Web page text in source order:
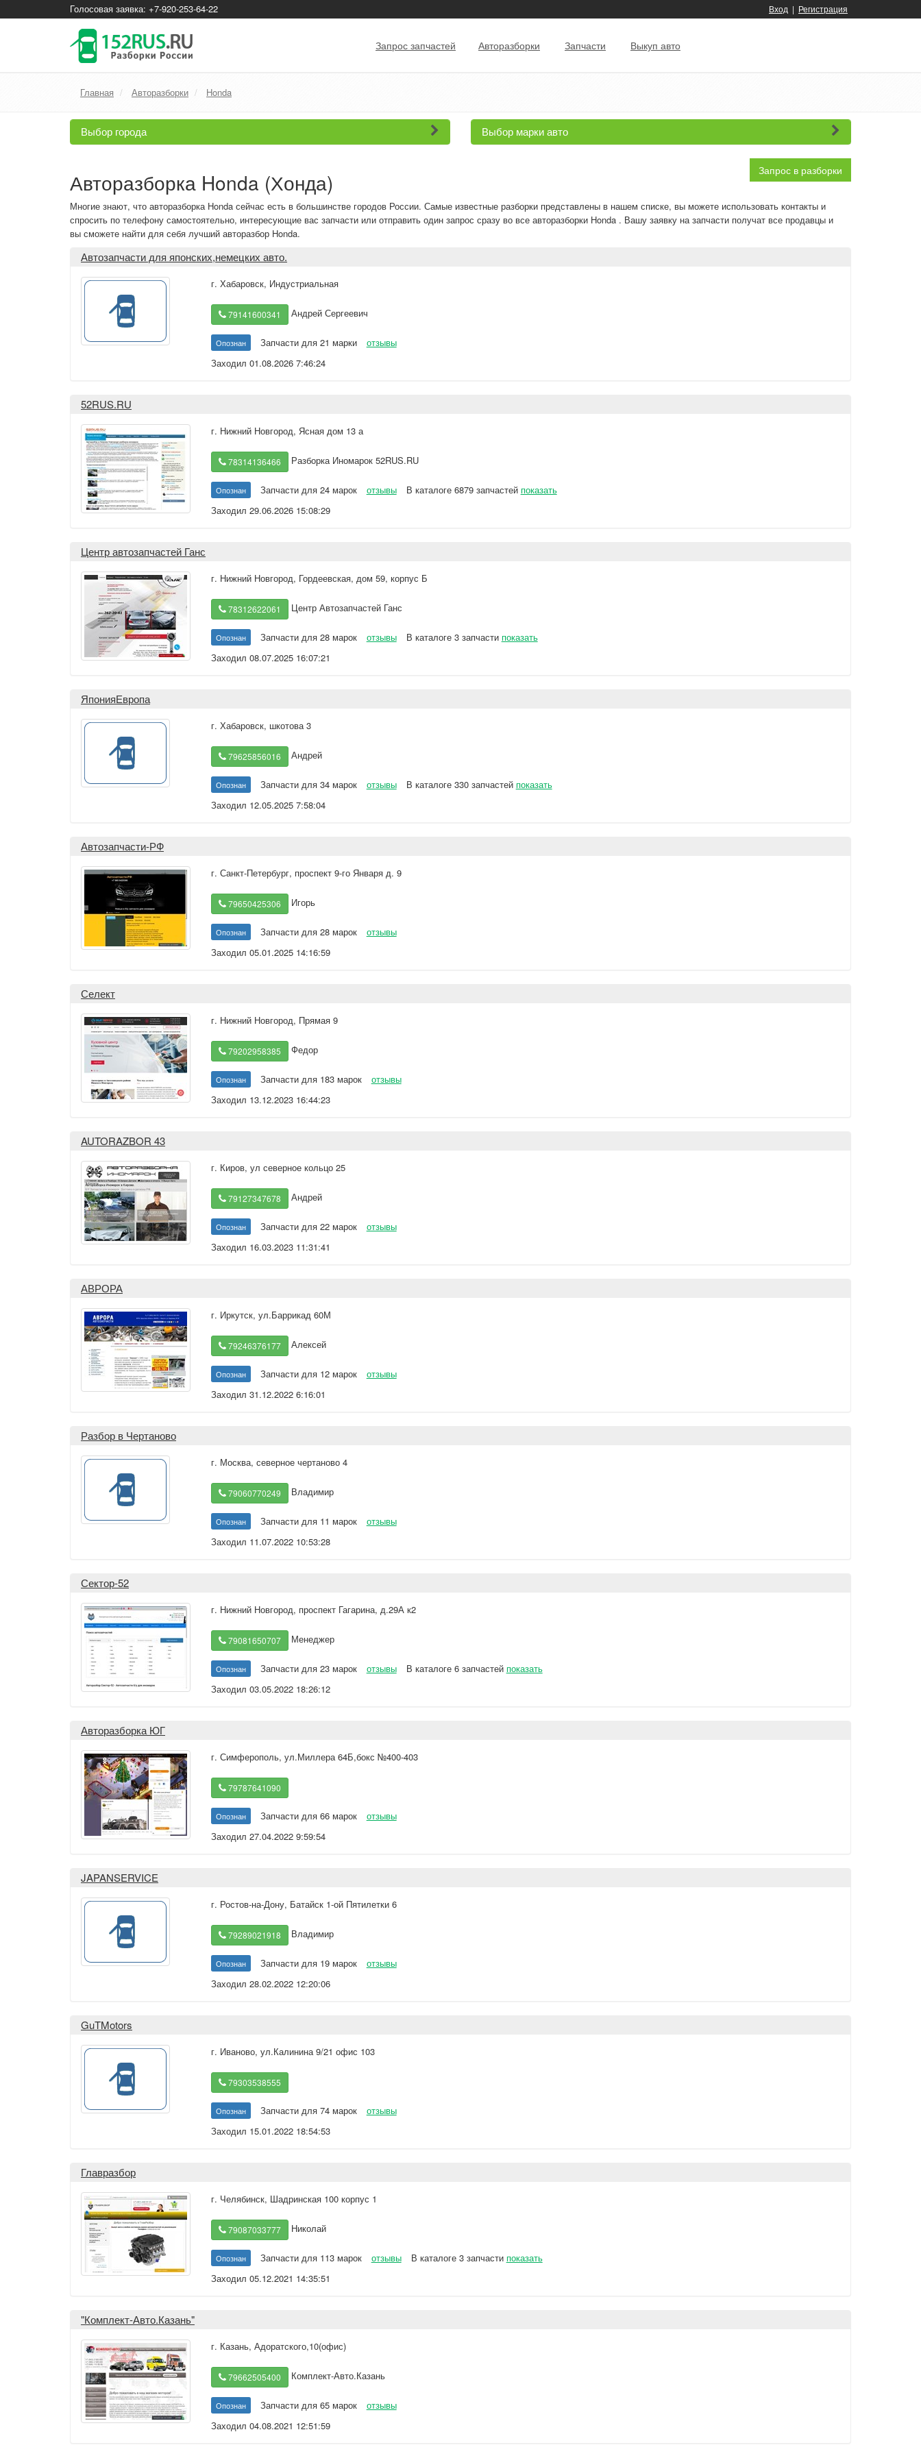
Голосовая заявка: +7-920-253-64-22 Вход | Регистрация
Запрос запчастей Авторазборки Запчасти Выкуп авто
Главная Авторазборки Honda
Выбор города Выбор марки авто
Запрос в разборки
Авторазборка Honda (Хонда)
Многие знают, что авторазборка Honda сейчас есть в большинстве городов России. Самые известные разборки представлены в нашем списке, вы можете использовать контакты и
спросить по телефону самостоятельно, интересующие вас запчасти или отправить один запрос сразу во все авторазборки Honda . Вашу заявку на запчасти получат все продавцы и
вы сможете найти для себя лучший авторазбор Honda.
Автозапчасти для японских,немецких авто.
г. Хабаровск, Индустриальная
79141600341 Андрей Сергеевич
Опознан Запчасти для 21 марки
отзывы
Заходил 01.08.2026 7:46:24
52RUS.RU
г. Нижний Новгород, Ясная дом 13 а
78314136466 Разборка Иномарок 52RUS.RU
Опознан Запчасти для 24 марок отзывы В каталоге 6879 запчастей показать
Заходил 29.06.2026 15:08:29
Центр автозапчастей Ганс
г. Нижний Новгород, Гордеевская, дом 59, корпус Б
78312622061 Центр Автозапчастей Ганс
Опознан Запчасти для 28 марок отзывы В каталоге 3 запчасти показать
Заходил 08.07.2025 16:07:21
ЯпонияЕвропа
г. Хабаровск, шкотова 3
79625856016 Андрей
Опознан Запчасти для 34 марок отзывы В каталоге 330 запчастей показать
Заходил 12.05.2025 7:58:04
Автозапчасти-РФ
г. Санкт-Петербург, проспект 9-го Января д. 9
79650425306 Игорь
Опознан Запчасти для 28 марок
отзывы
Заходил 05.01.2025 14:16:59
Селект
г. Нижний Новгород, Прямая 9
79202958385 Федор
Опознан Запчасти для 183 марок
отзывы
Заходил 13.12.2023 16:44:23
AUTORAZBOR 43
г. Киров, ул северное кольцо 25
79127347678 Андрей
Опознан Запчасти для 22 марок
отзывы
Заходил 16.03.2023 11:31:41
АВРОРА
г. Иркутск, ул.Баррикад 60М
79246376177 Алексей
Опознан Запчасти для 12 марок
отзывы
Заходил 31.12.2022 6:16:01
Разбор в Чертаново
г. Москва, северное чертаново 4
79060770249 Владимир
Опознан Запчасти для 11 марок
отзывы
Заходил 11.07.2022 10:53:28
Сектор-52
г. Нижний Новгород, проспект Гагарина, д.29А к2
79081650707 Менеджер
Опознан Запчасти для 23 марок отзывы В каталоге 6 запчастей показать
Заходил 03.05.2022 18:26:12
Авторазборка ЮГ
г. Симферополь, ул.Миллера 64Б,бокс №400-403
79787641090
Опознан Запчасти для 66 марок
отзывы
Заходил 27.04.2022 9:59:54
JAPANSERVICE
г. Ростов-на-Дону, Батайск 1-ой Пятилетки 6
79289021918 Владимир
Опознан Запчасти для 19 марок
отзывы
Заходил 28.02.2022 12:20:06
GuTMotors
г. Иваново, ул.Калинина 9/21 офис 103
79303538555
Опознан Запчасти для 74 марок
отзывы
Заходил 15.01.2022 18:54:53
Главразбор
г. Челябинск, Шадринская 100 корпус 1
79087033777 Николай
Опознан Запчасти для 113 марок отзывы В каталоге 3 запчасти показать
Заходил 05.12.2021 14:35:51
"Комплект-Авто.Казань"
г. Казань, Адоратского,10(офис)
79662505400 Комплект-Авто.Казань
Опознан Запчасти для 65 марок
отзывы
Заходил 04.08.2021 12:51:59